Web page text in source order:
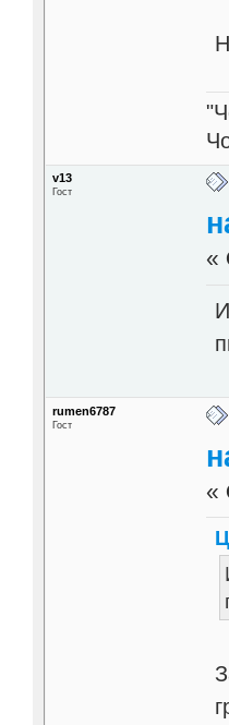
v13
Гост
«
rumen6787
Гост
«